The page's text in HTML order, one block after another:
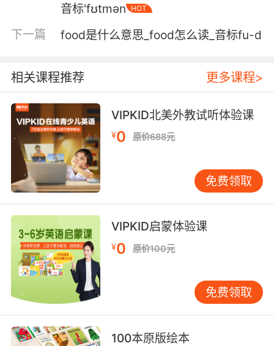
音标'fʊtmən
HOT
下一篇 food是什么意思_food怎么读_音标fu-d
相关课程推荐 更多课程>
VIPKID北美外教试听体验课
¥0 原价688元
免费领取
VIPKID启蒙体验课
¥0 原价100元
免费领取
100本原版绘本